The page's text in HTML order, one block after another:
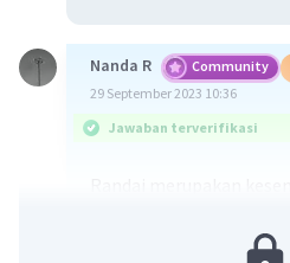
Nanda R Community
29 September 2023 10:36
Jawaban terverifikasi